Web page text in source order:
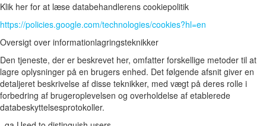
Klik her for at læse databehandlerens cookiepolitik
https://policies.google.com/technologies/cookies?hl=en
Oversigt over informationlagringsteknikker
Den tjeneste, der er beskrevet her, omfatter forskellige metoder til at
lagre oplysninger på en brugers enhed. Det følgende afsnit giver en
detaljeret beskrivelse af disse teknikker, med vægt på deres rolle i
forbedring af brugeroplevelsen og overholdelse af etablerede
databeskyttelsesprotokoller.